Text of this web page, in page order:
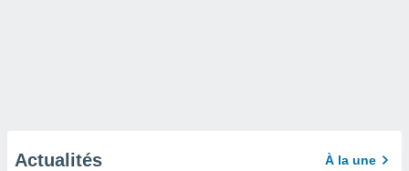
Actualités À la une